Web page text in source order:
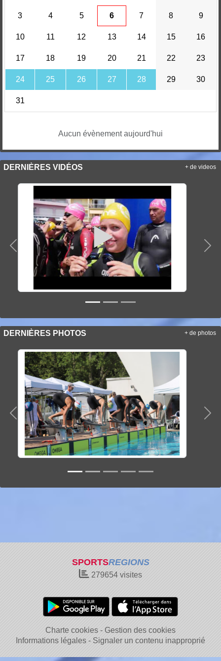
3 4 5 6 7 8 9
10 11 12 13 14 15 16
17 18 19 20 21 22 23
24 25 26 27 28 29 30
31
Aucun évènement aujourd'hui
DERNIÈRES VIDÉOS
Précedent
+ de videos
DERNIÈRES PHOTOS
Précedent
+ de photos
SPORTSREGIONS
279654 visites
Charte cookies
Gestion des cookies
Informations légales
Signaler un contenu inapproprié